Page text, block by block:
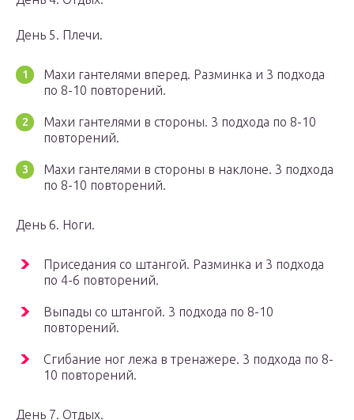
День 5. Плечи.
Махи гантелями вперед. Разминка и 3 подхода
по 8-10 повторений.
Махи гантелями в стороны. 3 подхода по 8-10
повторений.
Махи гантелями в стороны в наклоне. 3 подхода
по 8-10 повторений.
День 6. Ноги.
Приседания со штангой. Разминка и 3 подхода
по 4-6 повторений.
Выпады со штангой. 3 подхода по 8-10
повторений.
Сгибание ног лежа в тренажере. 3 подхода по 8-
10 повторений.
День 7. Отдых.